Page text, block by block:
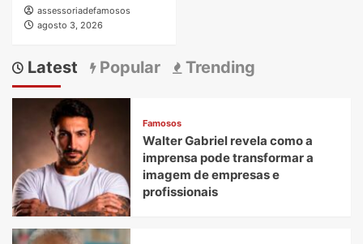
assessoriadefamosos
agosto 3, 2026
Latest Popular Trending
Famosos
Walter Gabriel revela como a
imprensa pode transformar a
imagem de empresas e
profissionais